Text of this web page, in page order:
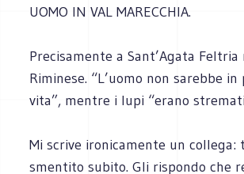
UOMO IN VAL MARECCHIA.
Precisamente a Sant’Agata Feltria
Riminese. “L’uomo non sarebbe
vita”, mentre i lupi “erano
Mi scrive ironicamente un collega:
smentito subito. Gli rispondo che